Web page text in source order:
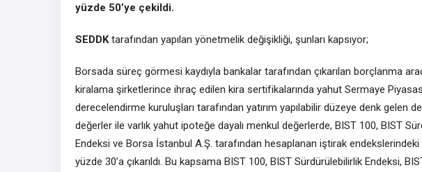
yüzde 50’ye çekildi.
SEDDKtarafından yapılan yönetmelik değişikliği, şunları kapsıyor;
Borsada süreç görmesi kaydıyla bankalar tarafından çıkarılan borçlanma
kiralama şirketlerince ihraç edilen kira sertifikalarında yahut Sermaye
derecelendirme kuruluşları tarafından yatırım yapılabilir düzeye denk gelen
değerler ile varlık yahut ipoteğe dayalı menkul değerlerde, BIST 100, BIST
Endeksi ve Borsa İstanbul A.Ş. tarafından hesaplanan iştirak endekslerindeki
yüzde 30’a çıkarıldı. Bu kapsama BIST 100, BIST Sürdürülebilirlik Endeksi,